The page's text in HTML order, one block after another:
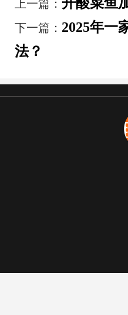
上一篇：
下一篇： 2025年一
法？